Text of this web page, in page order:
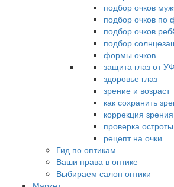
подбор очков
подбор очков по
подбор очков
подбор
формы очков
защита глаз от
здоровье глаз
зрение и возраст
как сохранить
коррекция
проверка
рецепт на очки
Гид по оптикам
Ваши права в оптике
Выбираем салон оптики